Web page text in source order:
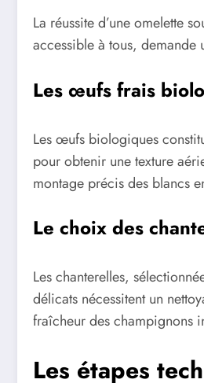
La réussite d’une omelette
accessible à tous, demande
Les œufs frais
Les œufs biologiques
pour obtenir une texture
montage précis des blancs
Le choix des
Les chanterelles,
délicats nécessitent un
fraîcheur des champignons
Les étapes